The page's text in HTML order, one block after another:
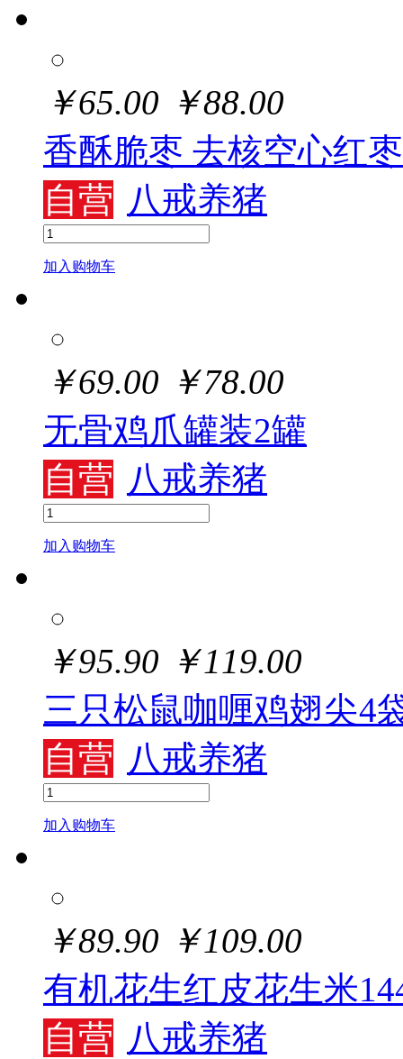
￥65.00 ￥88.00
香酥脆枣 去核空心红
自营 八戒养猪
加入购物车
￥69.00 ￥78.00
无骨鸡爪罐装2罐
自营 八戒养猪
加入购物车
￥95.90 ￥119.00
三只松鼠咖喱鸡翅尖4
自营 八戒养猪
加入购物车
￥89.90 ￥109.00
有机花生红皮花生米
自营 八戒养猪